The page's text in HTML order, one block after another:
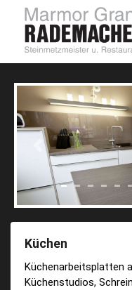
Previous
Küchen
Küchenarbeitsplatten
Küchenstudios,